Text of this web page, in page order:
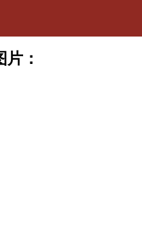
：